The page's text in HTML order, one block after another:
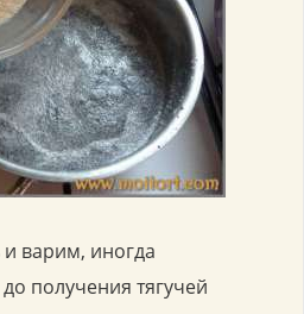
варим, иногда
получения тягучей